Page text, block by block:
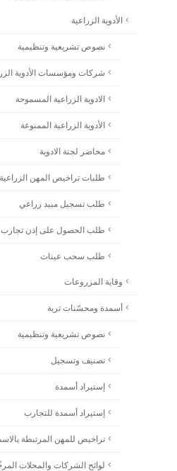
الأدوية الزراعية
نصوص تشريعية وتنظيمية
شركات ومؤسسات الأدوية
الادوية الزراعية المسموحة
الأدوية الزراعية الممنوعة
محاضر لجنة الادوية
طلبات تراخيص المهن الزراعية
طلب تسجيل مبيد زراعي
طلب الحصول على إذن تجارب
طلب سحب عينات
وقاية المزروعات
أسمدة ومحسّنات تربة
نصوص تشريعية وتنظيمية
تصنيف وتسجيل
إستيراد أسمدة
إستيراد أسمدة للتجارب
تراخيص للمهن المرتبطة
لوائح الشركات والمحلات